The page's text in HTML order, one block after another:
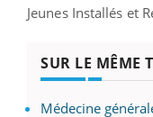
Jeunes Installés et
SUR LE MÊME
Médecine